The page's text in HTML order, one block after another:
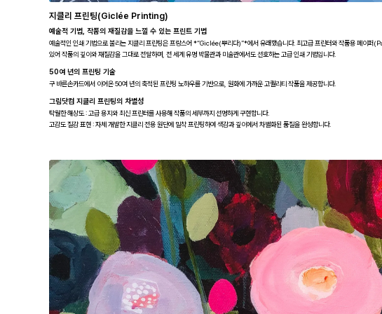
지클리 프린팅(Giclée Printing)
예술적 기법, 작품의 재질감을 느낄 수 있는 프린트 기법
예술적인 인쇄 기법으로 불리는 지클리 프린팅은 프랑스어 *“Giclée(뿌리다)”*에서 유래했습니다. 최고급 프린터와 작품용 페이퍼
있어 작품의 깊이와 재질감을 그대로 전달하며, 전 세계 유명 박물관과 미술관에서도 선호하는 고급 인쇄 기법입니다.
50여 년의 프린팅 기술
구 바른손카드에서 이어온 50여 년의 축적된 프린팅 노하우를 기반으로, 원화에 가까운 고퀄리티 작품을 제공합니다.
그림닷컴 지클리 프린팅의 차별성
탁월한 해상도 : 고급 용지와 최신 프린터를 사용해 작품의 세부까지 선명하게 구현합니다.
고감도 질감 표현 : 자체 개발한 지클리 전용 원단에 밀착 프린팅하여 색감과 깊이에서 차별화된 품질을 완성합니다.